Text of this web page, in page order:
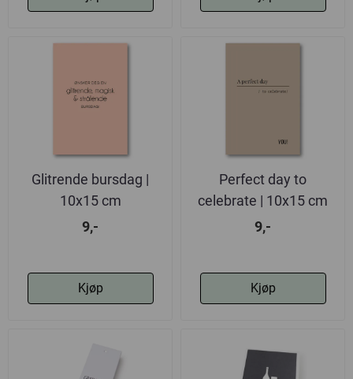
Glitrende bursdag |
10x15 cm
9,-
Kjøp
Perfect day to
celebrate | 10x15 cm
9,-
Kjøp